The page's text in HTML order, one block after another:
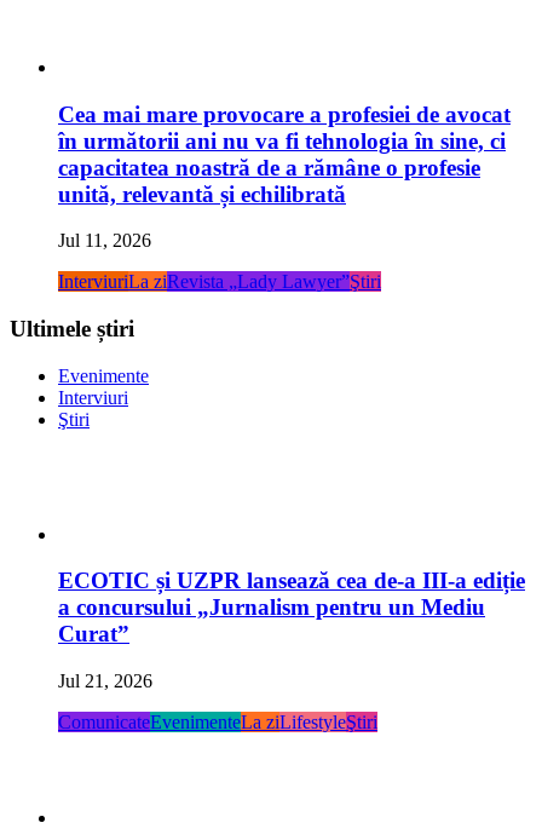
Cea mai mare provocare a profesiei de avocat
în următorii ani nu va fi tehnologia în sine, ci
capacitatea noastră de a rămâne o profesie
unită, relevantă și echilibrată
Jul 11, 2026
InterviuriLa ziRevista „Lady Lawyer”Ştiri
Ultimele știri
Evenimente
Interviuri
Ştiri
ECOTIC și UZPR lansează cea de-a III-a ediție
a concursului „Jurnalism pentru un Mediu
Curat”
Jul 21, 2026
ComunicateEvenimenteLa ziLifestyleŞtiri